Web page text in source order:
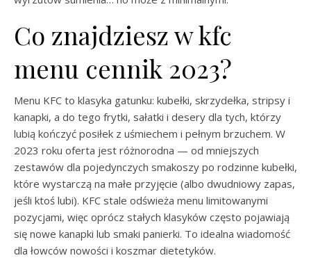
Co znajdziesz w kfc
menu cennik 2023?
Menu KFC to klasyka gatunku: kubełki, skrzydełka, stripsy i
kanapki, a do tego frytki, sałatki i desery dla tych, którzy
lubią kończyć posiłek z uśmiechem i pełnym brzuchem. W
2023 roku oferta jest różnorodna — od mniejszych
zestawów dla pojedynczych smakoszy po rodzinne kubełki,
które wystarczą na małe przyjęcie (albo dwudniowy zapas,
jeśli ktoś lubi). KFC stale odświeża menu limitowanymi
pozycjami, więc oprócz stałych klasyków często pojawiają
się nowe kanapki lub smaki panierki. To idealna wiadomość
dla łowców nowości i koszmar dietetyków.